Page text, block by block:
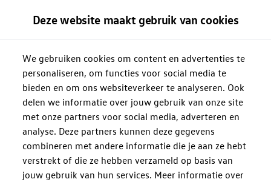
Deze website maakt gebruik van cookies
We gebruiken cookies om content en advertenties te
personaliseren, om functies voor social media te
bieden en om ons websiteverkeer te analyseren. Ook
delen we informatie over jouw gebruik van onze site
met onze partners voor social media, adverteren en
analyse. Deze partners kunnen deze gegevens
combineren met andere informatie die je aan ze hebt
verstrekt of die ze hebben verzameld op basis van
jouw gebruik van hun services. Meer informatie over